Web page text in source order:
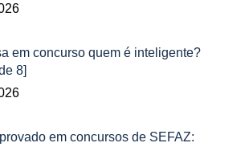
em concurso quem é inteligente?
8]
em concursos de SEFAZ: